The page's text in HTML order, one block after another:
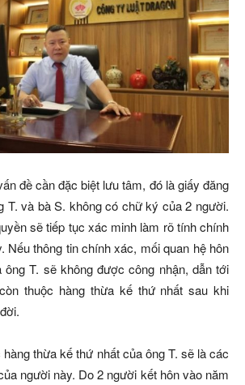
đề cần đặc biệt lưu tâm, đó là giấy đăng
T. và bà S. không có chữ ký của 2 người.
sẽ tiếp tục xác minh làm rõ tính chính
Nếu thông tin chính xác, mối quan hệ hôn
ông T. sẽ không được công nhận, dẫn tới
thuộc hàng thừa kế thứ nhất sau khi
thừa kế thứ nhất của ông T. sẽ là các
người này. Do 2 người kết hôn vào năm